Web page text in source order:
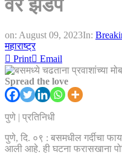
वर झडप
on: August 09, 2023In:
महाराष्ट्र
Print
Email
Spread the love
पुणे | प्रतिनिधी
पुणे, दि. ०९ : बसमधील गर्दीचा
आली आहे. ही घटना फरासखाना